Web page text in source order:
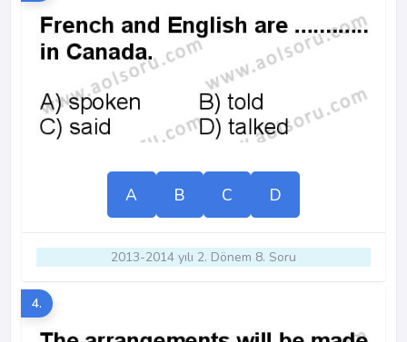
A B C D
2013-2014 yılı 2. Dönem 8. Soru
4.